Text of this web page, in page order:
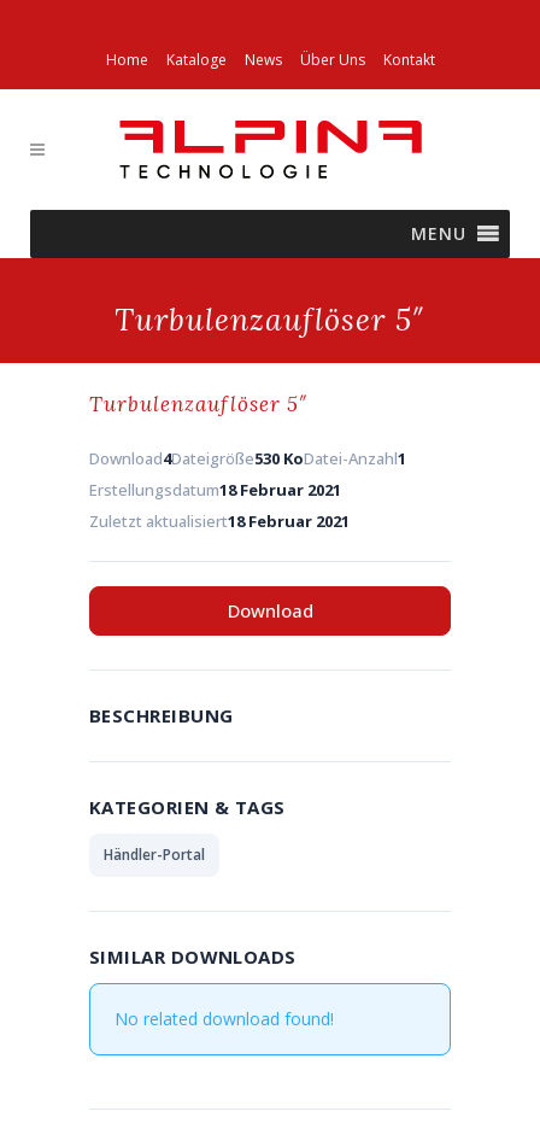
Home Kataloge News Über Uns Kontakt
MENU
Turbulenzauflöser 5″
Turbulenzauflöser 5″
Download4Dateigröße530 KoDatei-Anzahl1
Erstellungsdatum18 Februar 2021
Zuletzt aktualisiert18 Februar 2021
Download
BESCHREIBUNG
KATEGORIEN & TAGS
Händler-Portal
SIMILAR DOWNLOADS
No related download found!